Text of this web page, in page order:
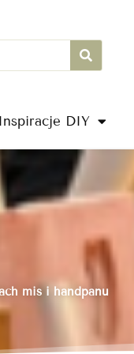
Inspiracje DIY
mis i handpanu